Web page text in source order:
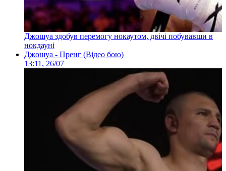
Джошуа здобув перемогу нокаутом, двічі побувавши в
нокдауні
Джошуа - Пренг (Відео бою)
13:11, 26/07